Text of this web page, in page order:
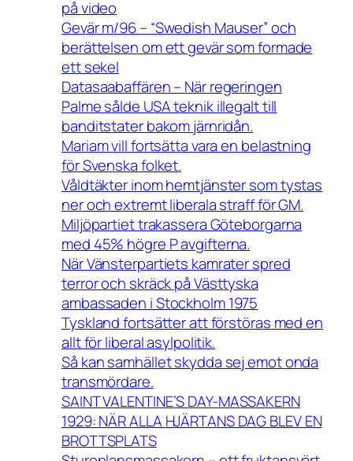
på video
Gevär m/96 – “Swedish Mauser” och
berättelsen om ett gevär som formade
ett sekel
Datasaabaffären – När regeringen
Palme sålde USA teknik illegalt till
banditstater bakom järnridån.
Mariam vill fortsätta vara en belastning
för Svenska folket.
Våldtäkter inom hemtjänster som tystas
ner och extremt liberala straff för GM.
Miljöpartiet trakassera Göteborgarna
med 45% högre P avgifterna.
När Vänsterpartiets kamrater spred
terror och skräck på Västtyska
ambassaden i Stockholm 1975
Tyskland fortsätter att förstöras med en
allt för liberal asylpolitik.
Så kan samhället skydda sej emot onda
transmördare.
SAINT VALENTINE’S DAY-MASSAKERN
1929: NÄR ALLA HJÄRTANS DAG BLEV EN
BROTTSPLATS